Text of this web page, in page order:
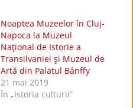
Noaptea Muzeelor în Cluj-
Napoca la Muzeul
Naţional de Istorie a
Transilvaniei şi Muzeul de
Artă din Palatul Bánffy
21 mai 2019
În „Istoria culturii”